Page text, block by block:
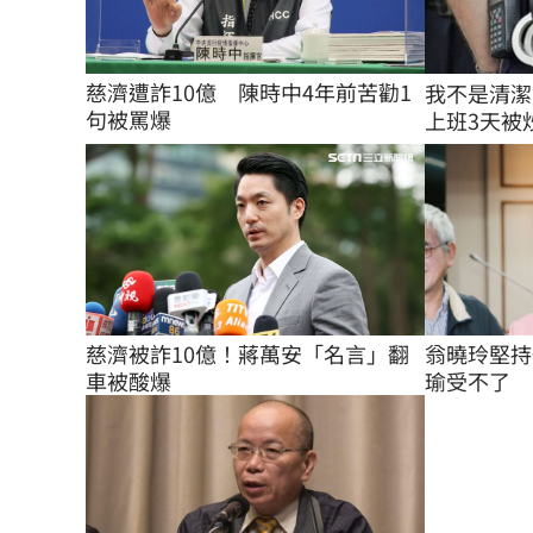
慈濟遭詐10億　陳時中4年前苦勸1
句被罵爆
我不是清
上班3天
慈濟被詐10億！蔣萬安「名言」翻
車被酸爆
翁曉玲堅
瑜受不了